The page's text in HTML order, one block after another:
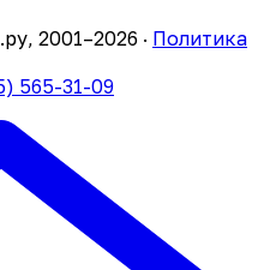
2001–2026 · Политика
565-31-09